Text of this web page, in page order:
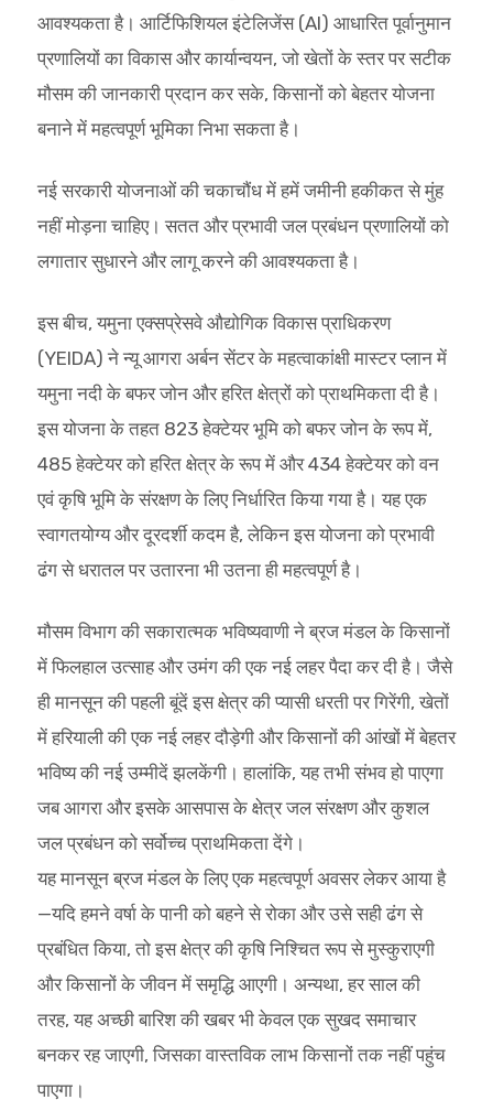
आवश्यकता है। आर्टिफिशियल इंटेलिजेंस (AI) आधारित पूर्वानुमान
प्रणालियों का विकास और कार्यान्वयन, जो खेतों के स्तर पर सटीक
मौसम की जानकारी प्रदान कर सके, किसानों को बेहतर योजना
बनाने में महत्वपूर्ण भूमिका निभा सकता है।
नई सरकारी योजनाओं की चकाचौंध में हमें जमीनी हकीकत से मुंह
नहीं मोड़ना चाहिए। सतत और प्रभावी जल प्रबंधन प्रणालियों को
लगातार सुधारने और लागू करने की आवश्यकता है।
इस बीच, यमुना एक्सप्रेसवे औद्योगिक विकास प्राधिकरण
(YEIDA) ने न्यू आगरा अर्बन सेंटर के महत्वाकांक्षी मास्टर प्लान में
यमुना नदी के बफर जोन और हरित क्षेत्रों को प्राथमिकता दी है।
इस योजना के तहत 823 हेक्टेयर भूमि को बफर जोन के रूप में,
485 हेक्टेयर को हरित क्षेत्र के रूप में और 434 हेक्टेयर को वन
एवं कृषि भूमि के संरक्षण के लिए निर्धारित किया गया है। यह एक
स्वागतयोग्य और दूरदर्शी कदम है, लेकिन इस योजना को प्रभावी
ढंग से धरातल पर उतारना भी उतना ही महत्वपूर्ण है।
मौसम विभाग की सकारात्मक भविष्यवाणी ने ब्रज मंडल के किसानों
में फिलहाल उत्साह और उमंग की एक नई लहर पैदा कर दी है। जैसे
ही मानसून की पहली बूंदें इस क्षेत्र की प्यासी धरती पर गिरेंगी, खेतों
में हरियाली की एक नई लहर दौड़ेगी और किसानों की आंखों में बेहतर
भविष्य की नई उम्मीदें झलकेंगी। हालांकि, यह तभी संभव हो पाएगा
जब आगरा और इसके आसपास के क्षेत्र जल संरक्षण और कुशल
जल प्रबंधन को सर्वोच्च प्राथमिकता देंगे।
यह मानसून ब्रज मंडल के लिए एक महत्वपूर्ण अवसर लेकर आया है
—यदि हमने वर्षा के पानी को बहने से रोका और उसे सही ढंग से
प्रबंधित किया, तो इस क्षेत्र की कृषि निश्चित रूप से मुस्कुराएगी
और किसानों के जीवन में समृद्धि आएगी। अन्यथा, हर साल की
तरह, यह अच्छी बारिश की खबर भी केवल एक सुखद समाचार
बनकर रह जाएगी, जिसका वास्तविक लाभ किसानों तक नहीं पहुंच
पाएगा।